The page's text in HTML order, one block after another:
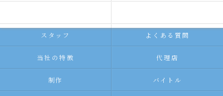
スタッフ よくある質問
当社の特徴 代理店
制作 バイトル